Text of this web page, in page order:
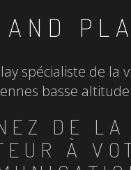
spécialiste de la
basse
DE LA
À